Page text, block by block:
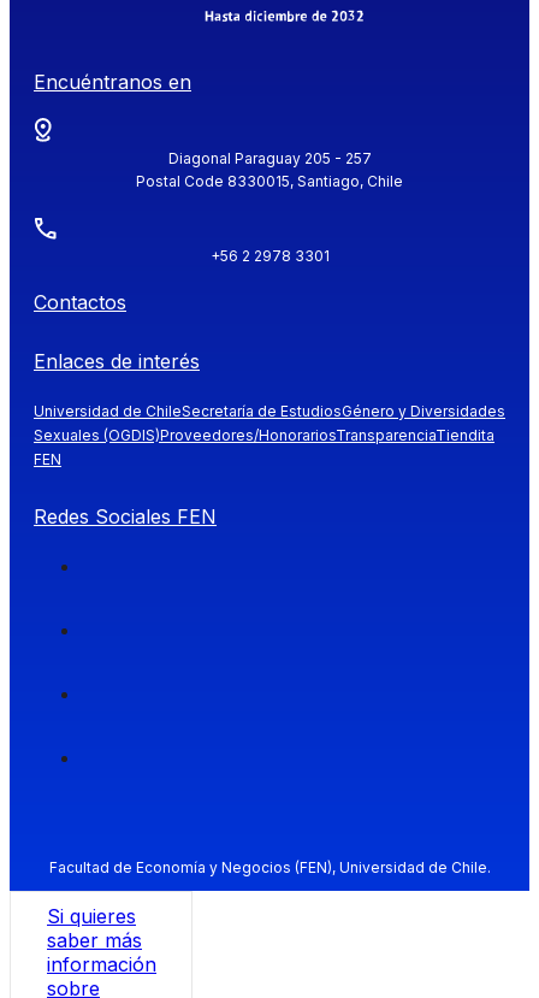
Encuéntranos en
Diagonal Paraguay 205 - 257
Postal Code 8330015, Santiago, Chile
+56 2 2978 3301
Contactos
Enlaces de interés
Universidad de ChileSecretaría de EstudiosGénero y Diversidades
Sexuales (OGDIS)Proveedores/HonorariosTransparenciaTiendita
FEN
Redes Sociales FEN
Facultad de Economía y Negocios (FEN), Universidad de Chile.
Si quieres
saber más
información
sobre